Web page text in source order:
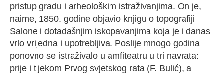
pristup gradu i arheološkim istraživanjima. On je,
naime, 1850. godine objavio knjigu o topografiji
Salone i dotadašnjim iskopavanjima koja je i danas
vrlo vrijedna i upotrebljiva. Poslije mnogo godina
ponovno se istraživalo u amfiteatru u tri navrata:
prije i tijekom Prvog svjetskog rata (F. Bulić), a